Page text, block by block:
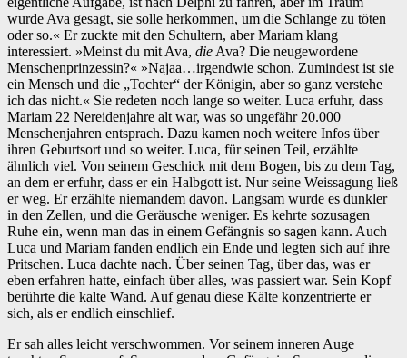
wurde Ava gesagt, sie solle herkommen, um die Schlange zu töten
oder so.« Er zuckte mit den Schultern, aber Mariam klang
interessiert. »Meinst du mit Ava, die Ava? Die neugewordene
Menschenprinzessin?« »Najaa…irgendwie schon. Zumindest ist sie
ein Mensch und die „Tochter“ der Königin, aber so ganz verstehe
ich das nicht.« Sie redeten noch lange so weiter. Luca erfuhr, dass
Mariam 22 Nereidenjahre alt war, was so ungefähr 20.000
Menschenjahren entsprach. Dazu kamen noch weitere Infos über
ihren Geburtsort und so weiter. Luca, für seinen Teil, erzählte
ähnlich viel. Von seinem Geschick mit dem Bogen, bis zu dem Tag,
an dem er erfuhr, dass er ein Halbgott ist. Nur seine Weissagung ließ
er weg. Er erzählte niemandem davon. Langsam wurde es dunkler
in den Zellen, und die Geräusche weniger. Es kehrte sozusagen
Ruhe ein, wenn man das in einem Gefängnis so sagen kann. Auch
Luca und Mariam fanden endlich ein Ende und legten sich auf ihre
Pritschen. Luca dachte nach. Über seinen Tag, über das, was er
eben erfahren hatte, einfach über alles, was passiert war. Sein Kopf
berührte die kalte Wand. Auf genau diese Kälte konzentrierte er
sich, als er endlich einschlief.
Er sah alles leicht verschwommen. Vor seinem inneren Auge